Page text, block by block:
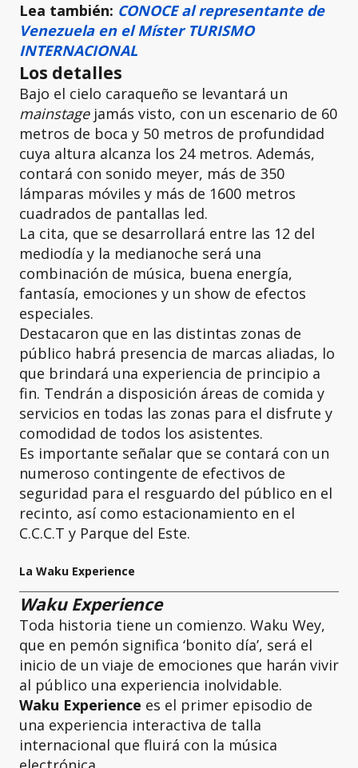
Lea también: CONOCE al representante de
Venezuela en el Míster TURISMO
INTERNACIONAL
Los detalles
Bajo el cielo caraqueño se levantará un
mainstagejamás visto, con un escenario de 60
metros de boca y 50 metros de profundidad
cuya altura alcanza los 24 metros. Además,
contará con sonido meyer, más de 350
lámparas móviles y más de 1600 metros
cuadrados de pantallas led.
La cita, que se desarrollará entre las 12 del
mediodía y la medianoche será una
combinación de música, buena energía,
fantasía, emociones y un show de efectos
especiales.
Destacaron que en las distintas zonas de
público habrá presencia de marcas aliadas, lo
que brindará una experiencia de principio a
fin. Tendrán a disposición áreas de comida y
servicios en todas las zonas para el disfrute y
comodidad de todos los asistentes.
Es importante señalar que se contará con un
numeroso contingente de efectivos de
seguridad para el resguardo del público en el
recinto, así como estacionamiento en el
C.C.C.T y Parque del Este.
La Waku Experience
Waku Experience
Toda historia tiene un comienzo. Waku Wey,
que en pemón significa ‘bonito día’, será el
inicio de un viaje de emociones que harán vivir
al público una experiencia inolvidable.
Waku Experience es el primer episodio de
una experiencia interactiva de talla
internacional que fluirá con la música